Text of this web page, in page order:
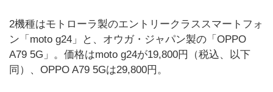
2機種はモトローラ製のエントリークラススマートフォ
ン「moto g24」と、オウガ・ジャパン製の「OPPO
A79 5G」。価格はmoto g24が19,800円（税込、以下
同）、OPPO A79 5Gは29,800円。